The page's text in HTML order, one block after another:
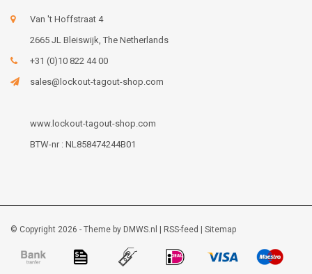
Van 't Hoffstraat 4
2665 JL Bleiswijk, The Netherlands
+31 (0)10 822 44 00
sales@lockout-tagout-shop.com
www.lockout-tagout-shop.com
BTW-nr : NL858474244B01
© Copyright 2026 - Theme by DMWS.nl RSS-feed Sitemap